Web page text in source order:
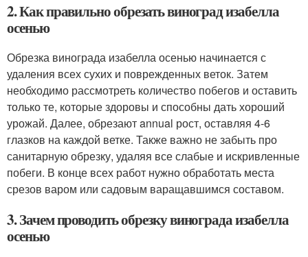
2. Как правильно обрезать виноград изабелла
осенью
Обрезка винограда изабелла осенью начинается с
удаления всех сухих и поврежденных веток. Затем
необходимо рассмотреть количество побегов и оставить
только те, которые здоровы и способны дать хороший
урожай. Далее, обрезают annual рост, оставляя 4-6
глазков на каждой ветке. Также важно не забыть про
санитарную обрезку, удаляя все слабые и искривленные
побеги. В конце всех работ нужно обработать места
срезов варом или садовым варащавшимся составом.
3. Зачем проводить обрезку винограда изабелла
осенью